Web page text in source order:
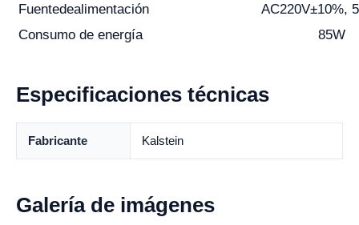
Fuentedealimentación
AC220V±10%,
Consumo de energía 85W
Especificaciones técnicas
Fabricante Kalstein
Galería de imágenes